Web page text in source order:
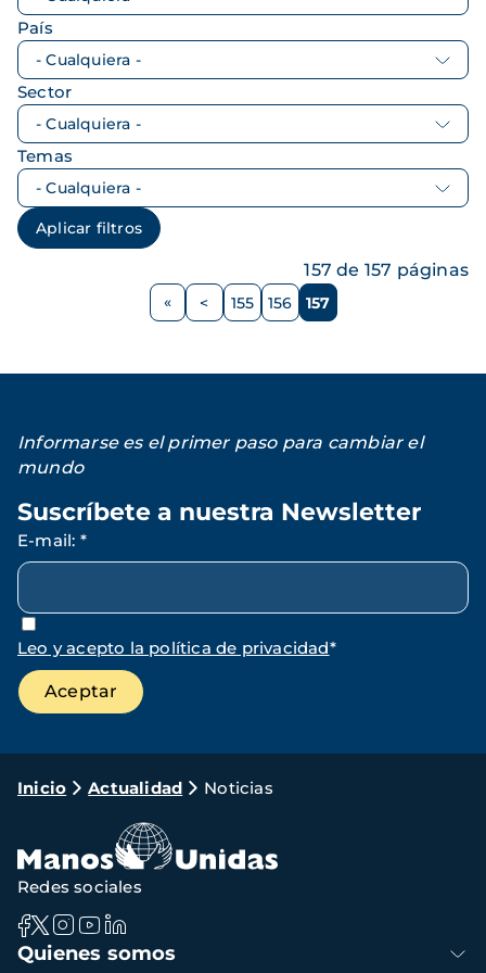
País
Sector
Temas
Página
< Página
155 Página
156 Página
157
157 de 157 páginas
Informarse es el primer paso para cambiar el
mundo
Suscríbete a nuestra Newsletter
E-mail: *
Leo y acepto la política de privacidad*
Ruta
navegación
Inicio Actualidad Noticias
Navegación
Quienes somos
Redes sociales